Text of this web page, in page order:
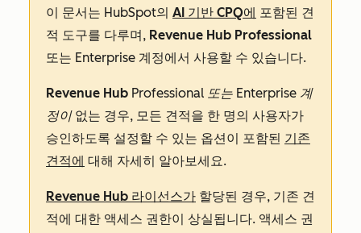
이 문서는 HubSpot의 AI 기반 CPQ에 포함된 견
적 도구를 다루며, Revenue Hub Professional
또는 Enterprise 계정에서 사용할 수 있습니다.
Revenue Hub Professional 또는 Enterprise 계
정이 없는 경우, 모든 견적을 한 명의 사용자가
승인하도록 설정할 수 있는 옵션이 포함된 기존
견적에 대해 자세히 알아보세요.
Revenue Hub 라이선스가 할당된 경우, 기존 견
적에 대한 액세스 권한이 상실됩니다. 액세스 권